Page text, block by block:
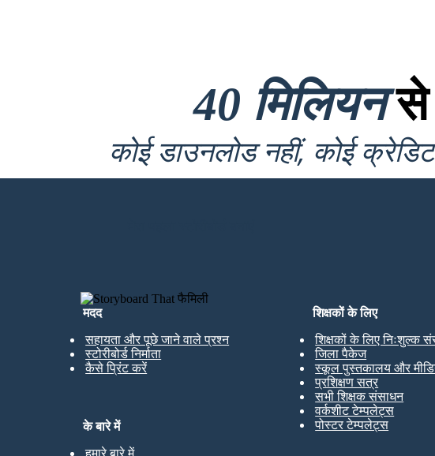
40 मिलियनसे
कोई डाउनलोड नहीं, कोई
मदद
सहायता और पूछे जाने वाले प्रश्न
स्टोरीबोर्ड निर्माता
कैसे प्रिंट करें
शिक्षकों के लिए
शिक्षकों के लिए निःशुल्क
जिला पैकेज
स्कूल पुस्तकालय और
प्रशिक्षण सत्र
सभी शिक्षक संसाधन
वर्कशीट टेम्पलेट्स
पोस्टर टेम्पलेट्स
के बारे में
हमारे बारे में